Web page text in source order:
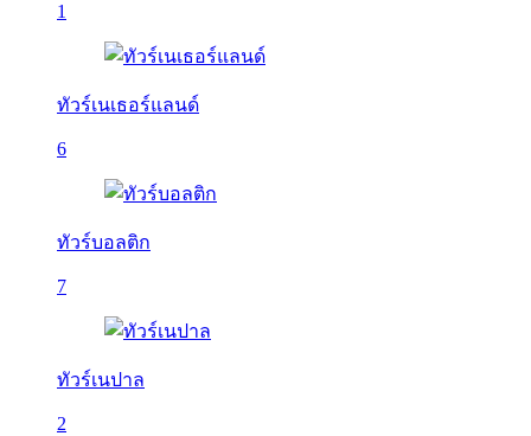
1
ทัวร์เนเธอร์แลนด์
6
ทัวร์บอลติก
7
ทัวร์เนปาล
2